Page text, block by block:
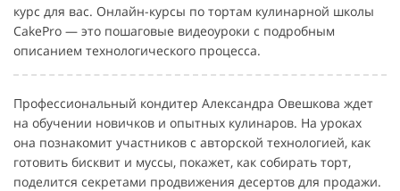
курс для вас. Онлайн-курсы по тортам кулинарной школы
CakePro — это пошаговые видеоуроки с подробным
описанием технологического процесса.
Профессиональный кондитер Александра Овешкова ждет
на обучении новичков и опытных кулинаров. На уроках
она познакомит участников с авторской технологией, как
готовить бисквит и муссы, покажет, как собирать торт,
поделится секретами продвижения десертов для продажи.